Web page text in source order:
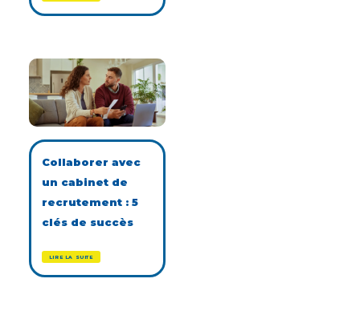
Collaborer avec
un cabinet de
recrutement : 5
clés de succès
LIRE LA SUITE